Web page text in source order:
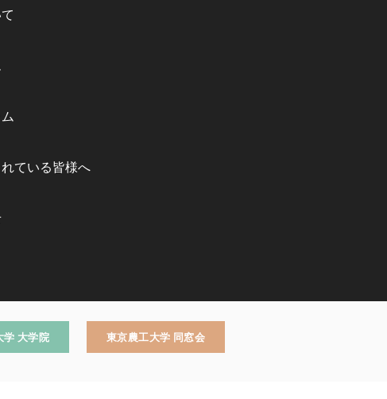
ている皆様へ
学 大学院 東京農工大学 同窓会